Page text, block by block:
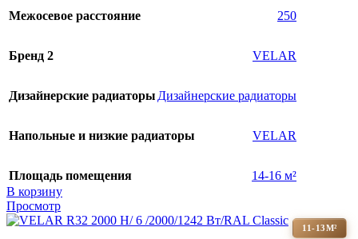
Межосевое расстояние 250
Бренд 2 VELAR
Дизайнерские радиаторы Дизайнерские радиаторы
Напольные и низкие радиаторы VELAR
Площадь помещения
14-16 м²
В корзину
Просмотр
11-13М²